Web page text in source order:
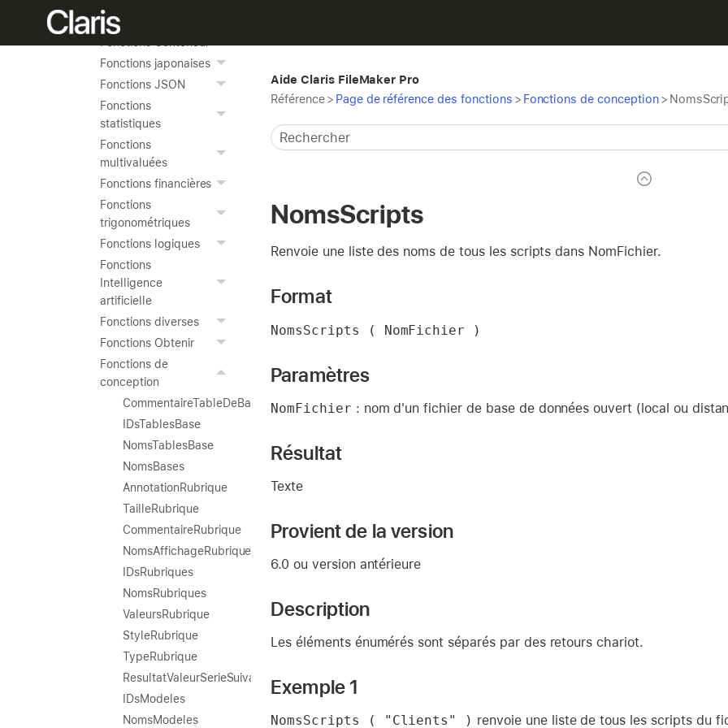
Horodatage
Fonctions japonaises
Fonctions JSON
Fonctions
statistiques
Fonctions
multivaluées
Fonctions financières
Fonctions
trigonométriques
Fonctions logiques
Fonctions
Intelligence
artificielle
Fonctions diverses
Fonctions Obtenir
Fonctions de
conception
CommentaireTableDeBase
IDsTablesBase
NomsTablesBase
NomsBases
AnnotationRubrique
TailleRubrique
CommentaireRubrique
NomsAffichageRubrique
IDsRubriques
NomsRubriques
ValeursRubrique
StyleRubrique
TypeRubrique
ResultatValeurSerieSuivante
IDsModeles
NomsModeles
Aide Claris FileMaker Pro
Référence> Page de référence des fonctions > Fonctions de conception>
NomsScripts
Renvoie une liste des noms de tous les scripts dans NomFichier.
Format
NomsScripts ( NomFichier )
Paramètres
NomFichier : nom d'un fichier de base de données ouvert (local ou
Résultat
Texte
Provient de la version
6.0 ou version antérieure
Description
Les éléments énumérés sont séparés par des retours chariot.
Exemple 1
NomsScripts ( "Clients" ) renvoie une liste de tous les scripts du